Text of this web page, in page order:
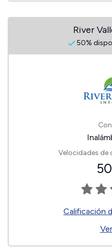
River
50%
Velocidades de
50
Calificación